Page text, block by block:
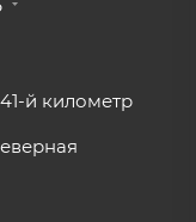
й километр